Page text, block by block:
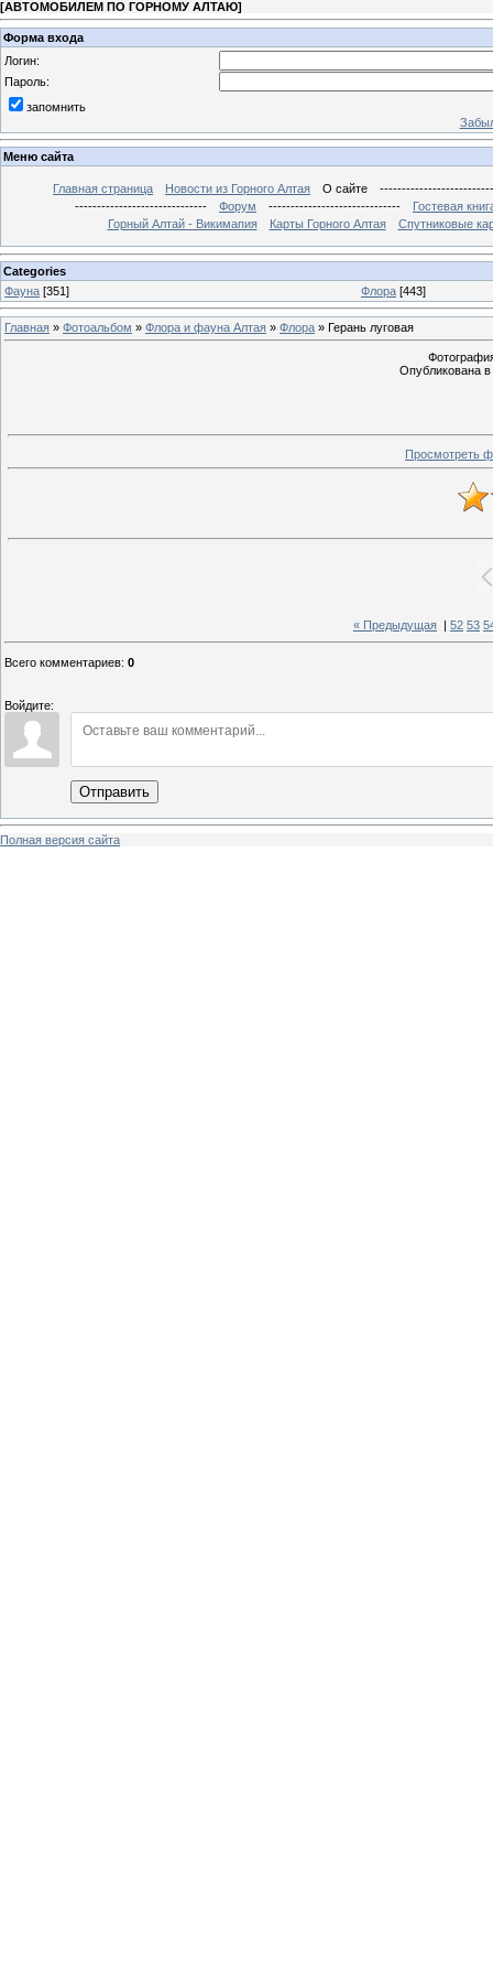
[АВТОМОБИЛЕМ ПО ГОРНОМУ АЛТАЮ]
Форма входа
Логин:
Пароль:
запомнить
Меню сайта
Главная страница Новости из Горного Алтая О сайте
------------------------------
Форум ------------------------------
Гостевая
Горный Алтай - Викимапия
Карты Горного Алтая Спутниковые
Categories
Фауна [351] Флора [443]
Главная » Фотоальбом » Флора и фауна Алтая » Флора » Герань луговая
Опубликована в
Просмотреть
« Предыдущая 52 53
Всего комментариев: 0
Войдите:
Отправить
Полная версия сайта